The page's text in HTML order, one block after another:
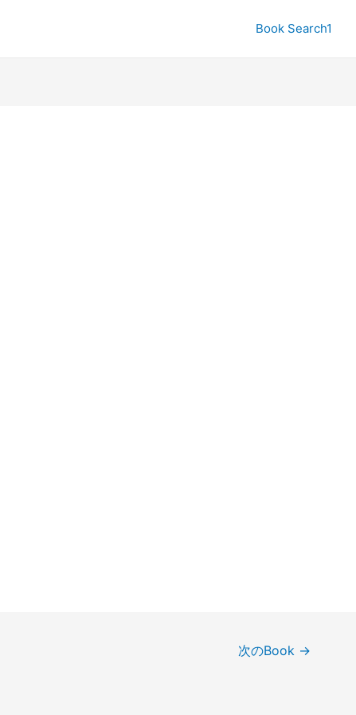
Book Search1
次のBook →